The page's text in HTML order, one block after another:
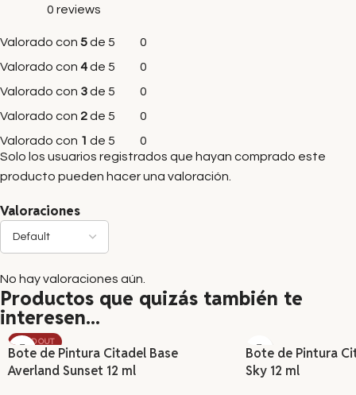
0 reviews
Valorado con 5de 5
0
Valorado con 4de 5
0
Valorado con 3de 5
0
Valorado con 2de 5
0
Valorado con 1 de 5 0
Valoraciones
No hay valoraciones aún.
Solo los usuarios registrados que hayan comprado este
producto pueden hacer una valoración.
Productos que quizás también te
interesen...
SOLD OUT
Bote de Pintura Citadel Base
Averland Sunset 12 ml
Bote de Pintura
Sky 12 ml